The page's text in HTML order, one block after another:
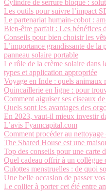
Cylindre de serrure bloqué :
Les outils pour suivre l’impact
Le partenariat humain-cobot :
Bien-être parfait : Les bénéfices
Conseils pour bien choisir les
L’importance grandissante de la
panneau solaire portable
Le rôle de la crème solaire dans
types et application appropriée
Voyage en Inde : quels animaux
Quincaillerie en ligne : pour
Comment aiguiser ses ciseaux
Quels sont les avantages des
En 2023, vaut-il mieux investir
L’avis Fyamcapital.com
Comment procéder au
The Shared House est une
Top des conseils pour une carte
Quel cadeau offrir à un collègue
Culottes menstruelles : de quoi
Une belle occasion de passer
Le collier à porter cet été entre